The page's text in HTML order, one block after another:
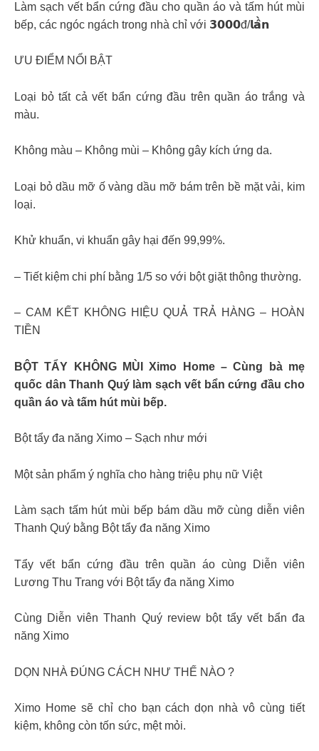
Làm sạch vết bẩn cứng đầu cho quần áo và tấm hút mùi
bếp, các ngóc ngách trong nhà chỉ với 𝟯𝟬𝟬𝟬đ/𝗹𝗮̂̀𝗻
ƯU ĐIỂM NỔI BẬT
Loại bỏ tất cả vết bẩn cứng đầu trên quần áo trắng và
màu.
Không màu – Không mùi – Không gây kích ứng da.
Loại bỏ dầu mỡ ố vàng dầu mỡ bám trên bề mặt vải, kim
loại.
Khử khuẩn, vi khuẩn gây hại đến 99,99%.
– Tiết kiệm chi phí bằng 1/5 so với bột giặt thông thường.
– CAM KẾT KHÔNG HIỆU QUẢ TRẢ HÀNG – HOÀN
TIỀN
BỘT TẨY KHÔNG MÙI Ximo Home – Cùng bà mẹ
quốc dân Thanh Quý làm sạch vết bẩn cứng đầu cho
quần áo và tấm hút mùi bếp.
Bột tẩy đa năng Ximo – Sạch như mới
Một sản phẩm ý nghĩa cho hàng triệu phụ nữ Việt
Làm sạch tấm hút mùi bếp bám dầu mỡ cùng diễn viên
Thanh Quý bằng Bột tẩy đa năng Ximo
Tẩy vết bẩn cứng đầu trên quần áo cùng Diễn viên
Lương Thu Trang với Bột tẩy đa năng Ximo
Cùng Diễn viên Thanh Quý review bột tẩy vết bẩn đa
năng Ximo
DỌN NHÀ ĐÚNG CÁCH NHƯ THẾ NÀO ?
Ximo Home sẽ chỉ cho bạn cách dọn nhà vô cùng tiết
kiệm, không còn tốn sức, mệt mỏi.